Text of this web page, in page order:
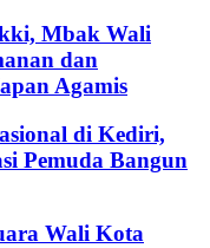
Mbak Wali
dan
Agamis
di Kediri,
Pemuda Bangun
Wali Kota